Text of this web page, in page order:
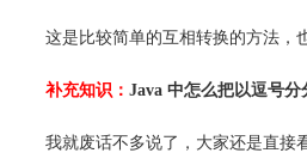
这是比较简单的互相转换的方法，
补充知识： Java 中怎么把以逗号
我就废话不多说了，大家还是直接